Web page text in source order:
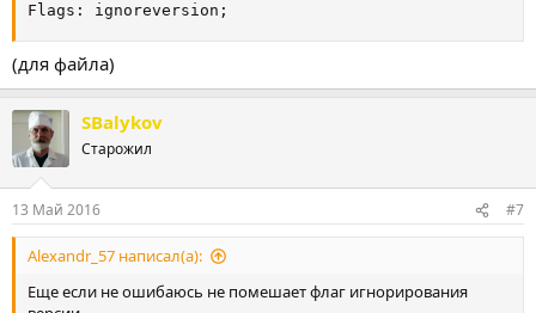
Flags: ignoreversion;
(для файла)
SBalykov
Старожил
13 Май 2016 #7
Alexandr_57 написал(а):
Еще если не ошибаюсь не помешает флаг игнорирования